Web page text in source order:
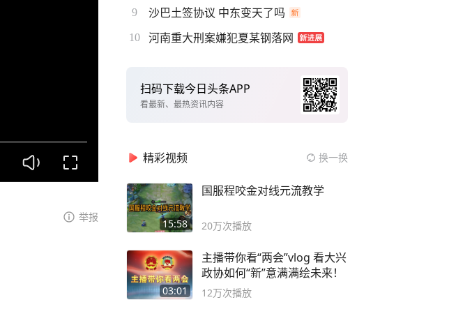
举报
9 沙巴土签协议 中东变天了吗
10 河南重大刑案嫌犯夏某钢落网
扫码下载今日头条APP
看最新、最热资讯内容
精彩视频 换一换
15:58
国服程咬金对线元流教学
20万次播放
03:01
主播带你看“两会”vlog 看大兴
政协如何“新”意满满绘未来！
12万次播放